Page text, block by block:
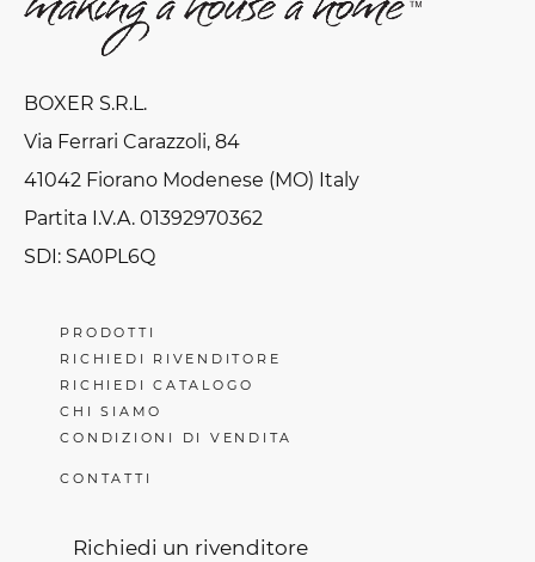
BOXER S.R.L.
Via Ferrari Carazzoli, 84
41042 Fiorano Modenese (MO) Italy
Partita I.V.A. 01392970362
SDI: SA0PL6Q
PRODOTTI
RICHIEDI RIVENDITORE
RICHIEDI CATALOGO
CHI SIAMO
CONDIZIONI DI VENDITA
CONTATTI
Richiedi un rivenditore